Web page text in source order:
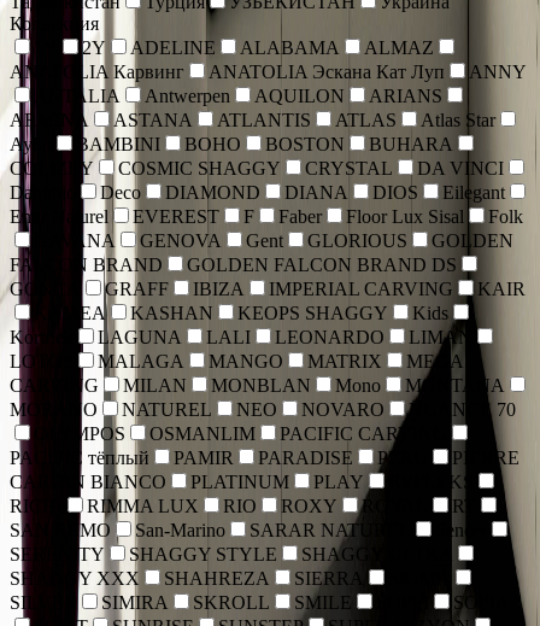
Коллекция
2Y ADELINE ALABAMA
ALMAZ
ANATOLIA Карвинг
ANATOLIA Эскана Кат Луп
ANNY
ANTALIA
Antwerpen AQUILON
ARIANS
ARMINA
ASTANA ATLANTIS ATLAS
Atlas Star
Aylin
BAMBINI BOHO BOSTON
BUHARA
COLIZEY
COSMIC SHAGGY CRYSTAL
DA VINCI
Danubio
Deco DIAMOND DIANA DIOS
Eilegant
Emir Naturel
EVEREST F Faber Floor Lux Sisal
Folk
GAVANA
GENOVA Gent GLORIOUS
GOLDEN
FALCON BRAND
GOLDEN FALCON BRAND DS
GONCA
GRAFF IBIZA IMPERIAL CARVING
KAIR
KAMEA
KASHAN KEOPS SHAGGY
Kids
Kortriek
LAGUNA LALI LEONARDO
LIMAN
LOTOS
MALAGA MANGO MATRIX
MEGA
CARVING
MILAN MONBLAN Mono
MONTANA
MORANO
NATUREL NEO NOVARO
NUANCE 70
OLYMPOS
OSMANLIM
PACIFIC CARVING
PACIFIC тёплый
PAMIR PARADISE PERU
PIERRE
CARDIN BIANCO
PLATINUM PLAY
REFLEKS
RICHI
RIMMA LUX RIO ROXY ROYAL
RT
SAN REMO
San-Marino SARAR NATUREL
Sencer
SERENITY
SHAGGY STYLE
SHAGGY ULTRA
SHAGGY XXX
SHAHREZA SIERRA
SILVER
SIMIRA SKROLL SMILE
SOFIA